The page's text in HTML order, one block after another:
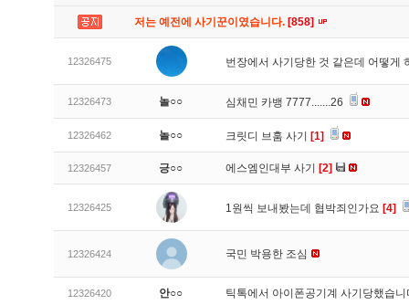
저는 예전에 사기꾼이였습니다. [858]
12326475 번장에서 사기당한 것 같은데 어떻게
12326473 놀○○ 심채민 카뱅 7777.......26
12326462 놀○○ 크릿디 브훔 사기 [1]
12326457 긍○○ 에스엠인대부 사기 [2]
12326425 1원씩 보내봤는데 협박죄인가요 [4]
12326424 국민 박용한 조심
12326420 안○○ 틱톡에서 아이폰공기계 사기당했습니